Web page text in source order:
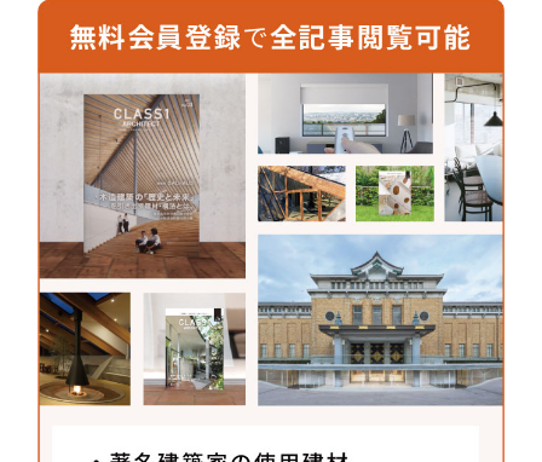
主さんも増えています。野地木材さんは工務店から
紹介してもらったのですが、品質も高く安心して使
っています。「多少の反りや曲がりも建物の魅力」
と感じてくださるお施主さんであれば、ぜひおすす
めしたい建材です。
野地木材工業株式会社
〒519-4324
三重県熊野市井戸町4185-18
TEL：0597-85-2485
FAX：0597-85-4056
MAIL： sales@nozimoku.co.jp